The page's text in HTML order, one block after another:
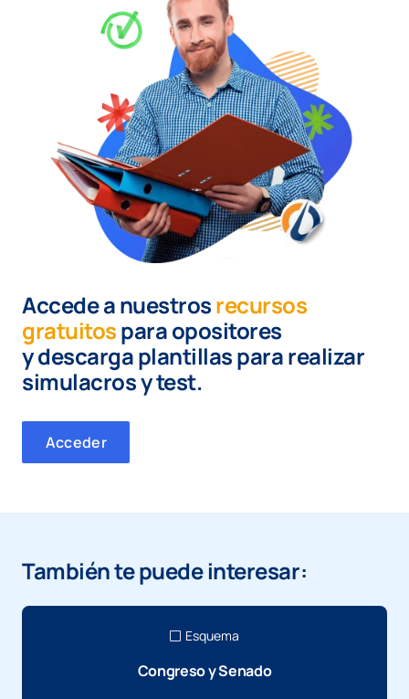
Accede a nuestrosrecursos
gratuitospara opositores
ydescarga plantillas para realizar
simulacros y test.
Acceder
También te puede interesar:
Esquema
Congreso y Senado